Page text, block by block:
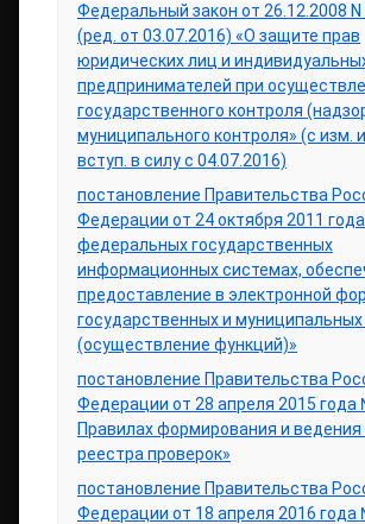
Федеральный закон от 26.12.2008
(ред. от 03.07.2016) «О защите прав
юридических лиц и
предпринимателей при
государственного контроля
муниципального контроля» (с изм.
вступ. в силу с 04.07.2016)
постановление Правительства
Федерации от 24 октября 2011
федеральных государственных
информационных системах,
предоставление в электронной
государственных и муниципальных
(осуществление функций)»
постановление Правительства
Федерации от 28 апреля 2015 года
Правилах формирования и ведения
реестра проверок»
постановление Правительства
Федерации от 18 апреля 2016 года